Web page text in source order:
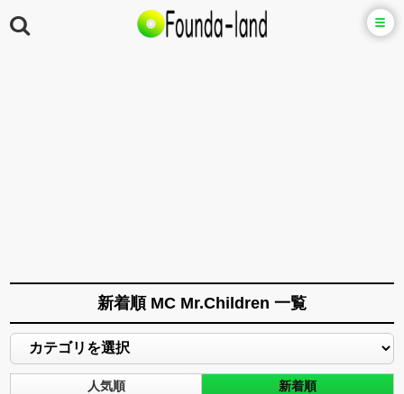
新着順 MC Mr.Children 一覧
人気順 新着順